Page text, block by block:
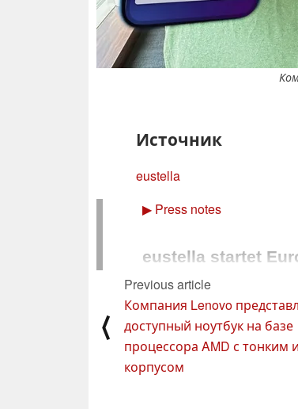
Источник
eustella
▶ Press notes
eustella startet
Agenten-Plattform
Mit komplett europäischer
starken Partnern wie
eustella die erste KI-
– Der
⟨
Previous article
Компания Lenovo
доступный ноутбук на базе
процессора AMD с тонким
корпусом